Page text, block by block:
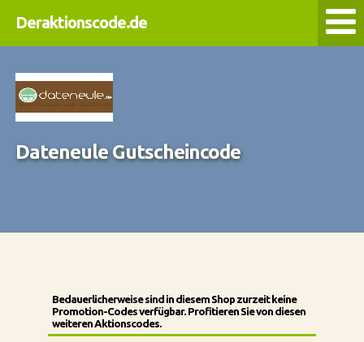
Deraktionscode.de
Dateneule Gutscheincode
Bedauerlicherweise sind in diesem Shop zurzeit keine
Promotion-Codes verfügbar. Profitieren Sie von diesen
weiteren Aktionscodes.